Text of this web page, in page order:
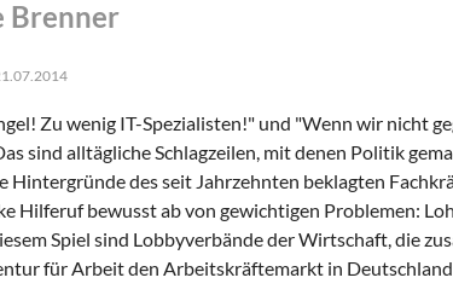
Brenner
Zu wenig IT-Spezialisten!" und "Wenn wir nicht
sind alltägliche Schlagzeilen, mit denen Politik
des seit Jahrzehnten beklagten
Hilferuf bewusst ab von gewichtigen Problemen:
Spiel sind Lobbyverbände der Wirtschaft, die
für Arbeit den Arbeitskräftemarkt in